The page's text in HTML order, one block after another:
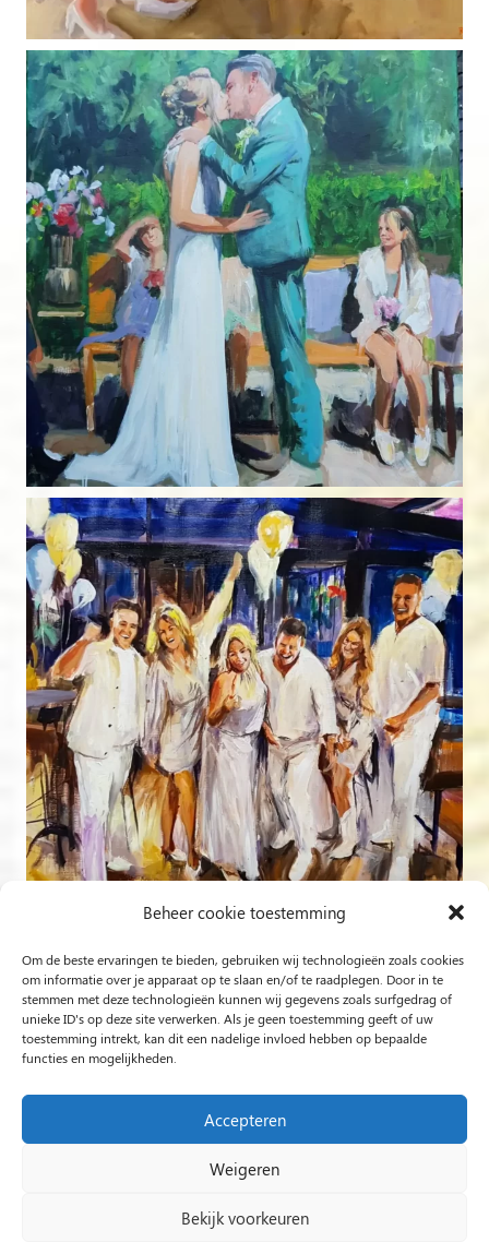
Beheer cookie toestemming
Om de beste ervaringen te bieden, gebruiken wij technologieën zoals cookies
om informatie over je apparaat op te slaan en/of te raadplegen. Door in te
stemmen met deze technologieën kunnen wij gegevens zoals surfgedrag of
unieke ID's op deze site verwerken. Als je geen toestemming geeft of uw
toestemming intrekt, kan dit een nadelige invloed hebben op bepaalde
functies en mogelijkheden.
Accepteren
Weigeren
Bekijk voorkeuren
Volg op Instagram
Rob Jacobs uit ’s-Hertogenbosch is een ‘Plein Air’- en
‘Live Event Painter’, schilderend bewogen door Licht en
Liefde.
2024 Rob Jacobs LIVE EVENT PAINTING / Hosted By
Impact Presentations